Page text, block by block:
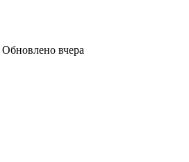
Обновлено вчера